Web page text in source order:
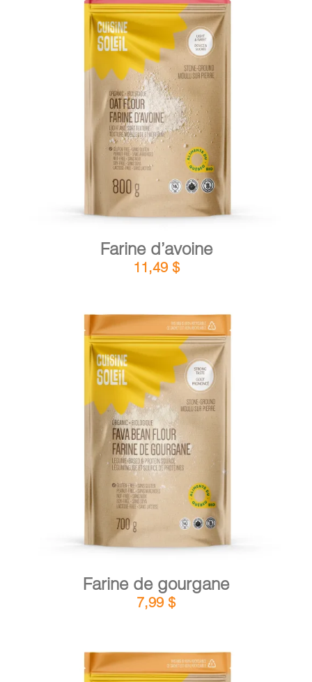
PANIER
EN
AJOUTER AU PANIER / DÉTAILS
Farine d’avoine
11,49 $
AJOUTER AU PANIER /
Farine de gourgane
7,99 $